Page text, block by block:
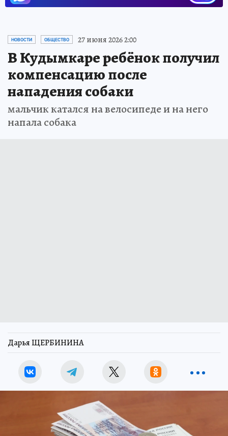
НОВОСТИ ОБЩЕСТВО 27 июня 2026 2:00
В Кудымкаре ребёнок получил
компенсацию после
нападения собаки
мальчик катался на велосипеде и на него
напала собака
Дарья ЩЕРБИНИНА